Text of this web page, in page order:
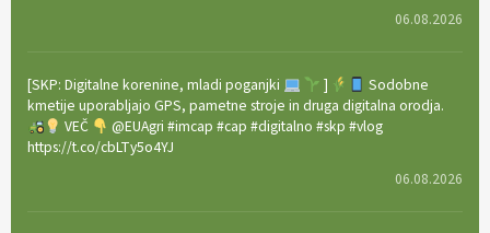
06.08.2026
[SKP: Digitalne korenine, mladi poganjki ]
Sodobne
kmetije uporabljajo GPS, pametne stroje in druga digitalna orodja.
VEČ
@EUAgri #imcap #cap #digitalno #skp #vlog
https://t.co/cbLTy5o4YJ
06.08.2026